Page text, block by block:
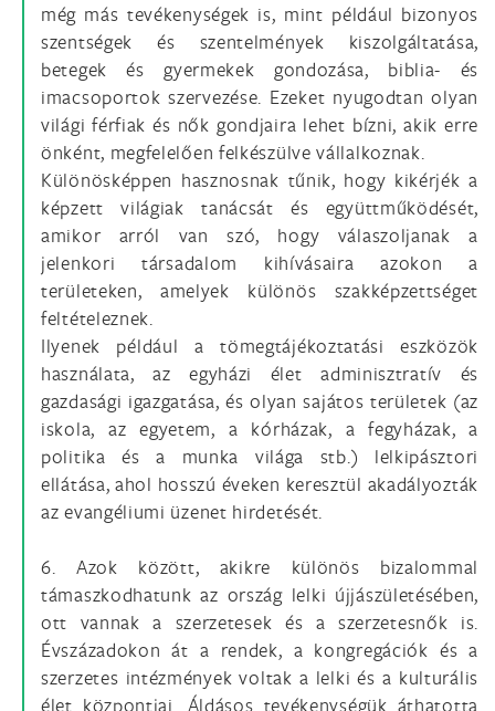
még más tevékenységek is, mint például bizonyos
szentségek és szentelmények kiszolgáltatása,
betegek és gyermekek gondozása, biblia- és
imacsoportok szervezése. Ezeket nyugodtan olyan
világi férfiak és nők gondjaira lehet bízni, akik erre
önként, megfelelően felkészülve vállalkoznak.
Különösképpen hasznosnak tűnik, hogy kikérjék a
képzett világiak tanácsát és együttműködését,
amikor arról van szó, hogy válaszoljanak a
jelenkori társadalom kihívásaira azokon a
területeken, amelyek különös szakképzettséget
feltételeznek.
Ilyenek például a tömegtájékoztatási eszközök
használata, az egyházi élet adminisztratív és
gazdasági igazgatása, és olyan sajátos területek (az
iskola, az egyetem, a kórházak, a fegyházak, a
politika és a munka világa stb.) lelkipásztori
ellátása, ahol hosszú éveken keresztül akadályozták
az evangéliumi üzenet hirdetését.
6. Azok között, akikre különös bizalommal
támaszkodhatunk az ország lelki újjászületésében,
ott vannak a szerzetesek és a szerzetesnők is.
Évszázadokon át a rendek, a kongregációk és a
szerzetes intézmények voltak a lelki és a kulturális
élet központjai. Áldásos tevékenységük áthatotta